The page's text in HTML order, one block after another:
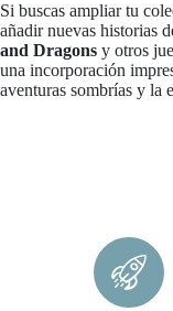
Si buscas ampliar tu
añadir nuevas historias
and Dragons y otros
una incorporación
aventuras sombrías y la